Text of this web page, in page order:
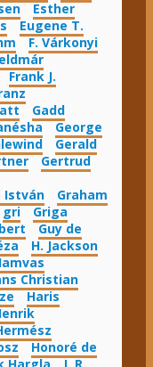
Esther
Eugene T.
F. Várkonyi
Frank J.
Gadd
George
Gerald
Gertrud
István
Graham
gri
Griga
Guy de
H. Jackson
Christian
Haris
Honoré de